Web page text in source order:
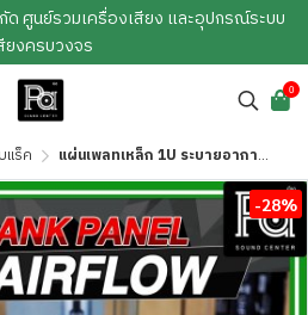
ด ศูนย์รวมเครื่องเสียง และอุปกรณ์ระบบ
ยงครบวงจร
0
แร็ค แผ่นเพลทเหล็ก 1U ระบายอากาศ ( AIR FLOW 1U )
-28%